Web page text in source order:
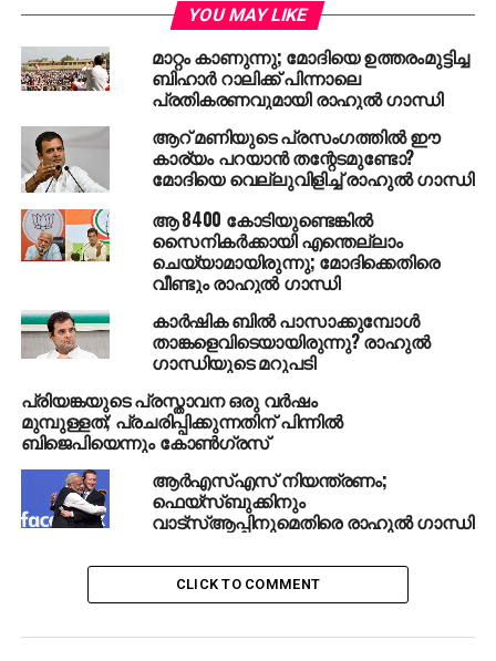
ഏതാണ് സോഫ്റ്റ്‌വെയര്‍, ഏതാണ് നെറ്റ്‌വര്‍ക്ക്, എന്താണ്
ചോര്‍ത്തുന്നത്. എന്തിനാണ് കമ്പനി ഈ വിവരങ്ങള്‍
ശേഖരിക്കുന്നതെന്ന് വ്യക്തമല്ല.
Modi’s NaMo App secretly
records audio, video,
contacts of your friends &
family and even tracks
your location via GPS.
He’s the Big Boss who
likes to spy on Indians.
Now he wants data on our
children. 13 lakh NCC
cadets are being forced to
download the
APP.#DeleteNaMoApp
YOU MAY LIKE
മാറ്റം കാണുന്നു; മോദിയെ ഉത്തരംമുട്ടിച്ച
ബിഹാര്‍ റാലിക്ക് പിന്നാലെ
പ്രതികരണവുമായി രാഹുല്‍ ഗാന്ധി
ആറ് മണിയുടെ പ്രസംഗത്തില്‍ ഈ
കാര്യം പറയാന്‍ തന്റേടമുണ്ടോ?
മോദിയെ വെല്ലുവിളിച്ച് രാഹുല്‍ ഗാന്ധി
ആ 8400 കോടിയുണ്ടെങ്കില്‍
സൈനികര്‍ക്കായി എന്തെല്ലാം
ചെയ്യാമായിരുന്നു; മോദിക്കെതിരെ
വീണ്ടും രാഹുല്‍ ഗാന്ധി
കാര്‍ഷിക ബില്‍ പാസാക്കുമ്പോള്‍
താങ്കളെവിടെയായിരുന്നു? രാഹുല്‍
ഗാന്ധിയുടെ മറുപടി
പ്രിയങ്കയുടെ പ്രസ്താവന ഒരു വര്‍ഷം
മുമ്പുള്ളത്; പ്രചരിപ്പിക്കുന്നതിന് പിന്നില്‍
ബിജെപിയെന്നും കോണ്‍ഗ്രസ്
ആര്‍എസ്എസ് നിയന്ത്രണം;
ഫെയ്‌സ്ബുക്കിനും
വാട്‌സ്ആപ്പിനുമെതിരെ രാഹുല്‍ ഗാന്ധി
CLICK TO COMMENT